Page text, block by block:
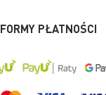
FORMY PŁATNOŚCI